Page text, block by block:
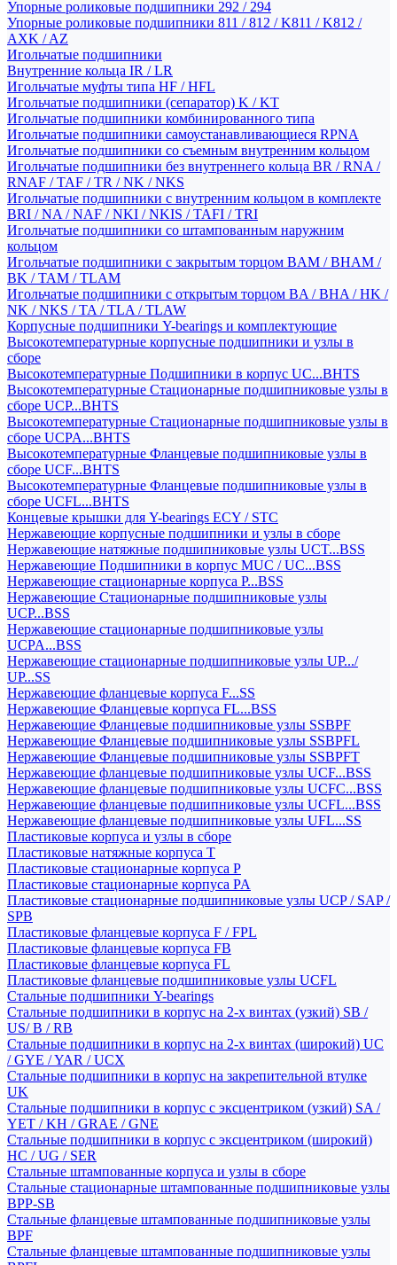
Упорные роликовые подшипники 292 / 294
Упорные роликовые подшипники 811 / 812 / K811 / K812 /
AXK / AZ
Игольчатые подшипники
Внутренние кольца IR / LR
Игольчатые муфты типа HF / HFL
Игольчатые подшипники (сепаратор) K / KT
Игольчатые подшипники комбинированного типа
Игольчатые подшипники самоустанавливающиеся RPNA
Игольчатые подшипники со съемным внутренним кольцом
Игольчатые подшипники без внутреннего кольца BR / RNA /
RNAF / TAF / TR / NK / NKS
Игольчатые подшипники с внутренним кольцом в комплекте
BRI / NA / NAF / NKI / NKIS / TAFI / TRI
Игольчатые подшипники со штампованным наружним
кольцом
Игольчатые подшипники с закрытым торцом BAM / BHAM /
BK / TAM / TLAM
Игольчатые подшипники с открытым торцом BA / BHA / HK /
NK / NKS / TA / TLA / TLAW
Корпусные подшипники Y-bearings и комплектующие
Высокотемпературные корпусные подшипники и узлы в
сборе
Высокотемпературные Подшипники в корпус UC...BHTS
Высокотемпературные Стационарные подшипниковые узлы в
сборе UCP...BHTS
Высокотемпературные Стационарные подшипниковые узлы в
сборе UCPA...BHTS
Высокотемпературные Фланцевые подшипниковые узлы в
сборе UCF...BHTS
Высокотемпературные Фланцевые подшипниковые узлы в
сборе UCFL...BHTS
Концевые крышки для Y-bearings ECY / STC
Нержавеющие корпусные подшипники и узлы в сборе
Нержавеющие натяжные подшипниковые узлы UCT...BSS
Нержавеющие Подшипники в корпус MUC / UC...BSS
Нержавеющие стационарные корпуса P...BSS
Нержавеющие Стационарные подшипниковые узлы
UCP...BSS
Нержавеющие стационарные подшипниковые узлы
UCPA...BSS
Нержавеющие стационарные подшипниковые узлы UP.../
UP...SS
Нержавеющие фланцевые корпуса F...SS
Нержавеющие Фланцевые корпуса FL...BSS
Нержавеющие Фланцевые подшипниковые узлы SSBPF
Нержавеющие Фланцевые подшипниковые узлы SSBPFL
Нержавеющие Фланцевые подшипниковые узлы SSBPFT
Нержавеющие фланцевые подшипниковые узлы UCF...BSS
Нержавеющие фланцевые подшипниковые узлы UCFC...BSS
Нержавеющие фланцевые подшипниковые узлы UCFL...BSS
Нержавеющие фланцевые подшипниковые узлы UFL...SS
Пластиковые корпуса и узлы в сборе
Пластиковые натяжные корпуса T
Пластиковые стационарные корпуса P
Пластиковые стационарные корпуса PA
Пластиковые стационарные подшипниковые узлы UCP / SAP /
SPB
Пластиковые фланцевые корпуса F / FPL
Пластиковые фланцевые корпуса FB
Пластиковые фланцевые корпуса FL
Пластиковые фланцевые подшипниковые узлы UCFL
Стальные подшипники Y-bearings
Стальные подшипники в корпус на 2-х винтах (узкий) SB /
US/ B / RB
Стальные подшипники в корпус на 2-х винтах (широкий) UC
/ GYE / YAR / UCX
Стальные подшипники в корпус на закрепительной втулке
UK
Стальные подшипники в корпус с эксцентриком (узкий) SA /
YET / KH / GRAE / GNE
Стальные подшипники в корпус с эксцентриком (широкий)
HC / UG / SER
Стальные штампованные корпуса и узлы в сборе
Стальные стационарные штампованные подшипниковые узлы
BPP-SB
Стальные фланцевые штампованные подшипниковые узлы
BPF
Стальные фланцевые штампованные подшипниковые узлы